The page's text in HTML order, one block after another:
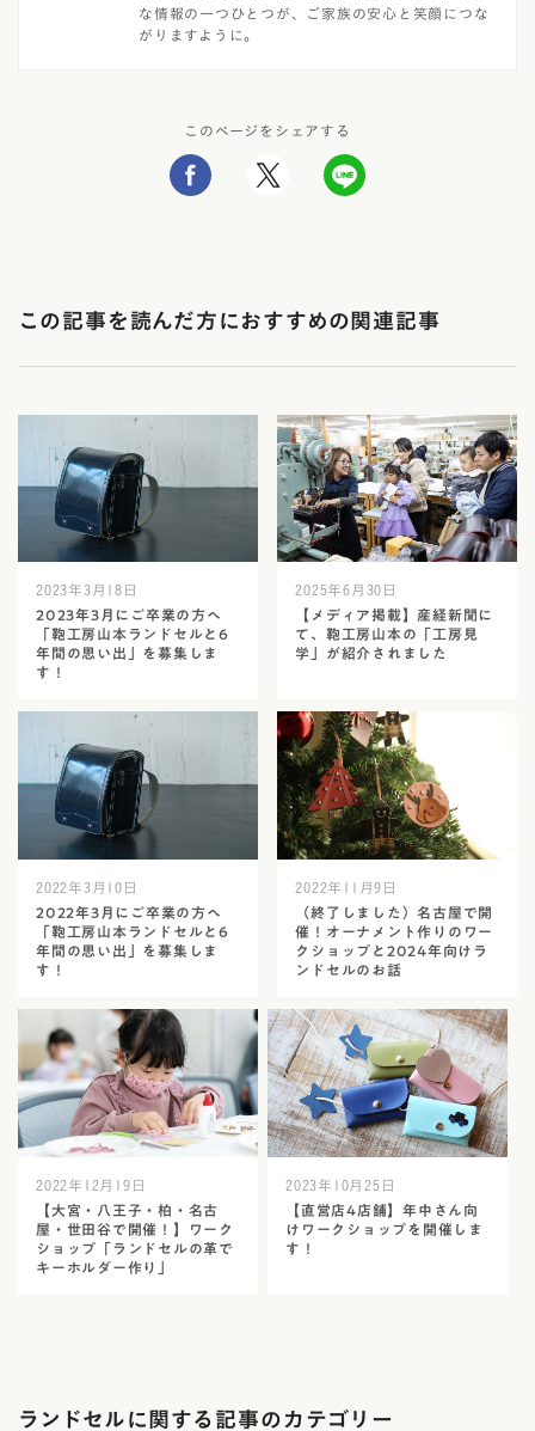
な情報の一つひとつが、ご家族の安心と笑顔につな
がりますように。
このページをシェアする
この記事を読んだ方におすすめの関連記事
2023年3月18日
2023年3月にご卒業の方へ
「鞄工房山本ランドセルと6
年間の思い出」を募集しま
す！
2025年6月30日
【メディア掲載】産経新聞に
て、鞄工房山本の「工房見
学」が紹介されました
2022年3月10日
2022年3月にご卒業の方へ
「鞄工房山本ランドセルと6
年間の思い出」を募集しま
す！
2022年11月9日
（終了しました）名古屋で開
催！オーナメント作りのワー
クショップと2024年向けラ
ンドセルのお話
2022年12月19日
【大宮・八王子・柏・名古
屋・世田谷で開催！】ワーク
ショップ「ランドセルの革で
キーホルダー作り」
2023年10月25日
【直営店4店舗】年中さん向
けワークショップを開催しま
す！
ランドセルに関する記事のカテゴリー